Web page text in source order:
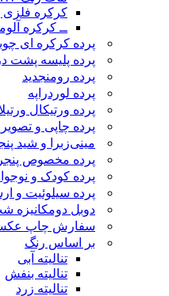
کرکره فلزی
ــ کرکره
پرده کرکره ای
پرده پلیسه پشت
پرده رومنجدید
پرده لوردراپه
پرده ورتیکال
پرده چاپی و
مینی‌زبرا و شید
پرده مخصوص
پرده کودک و
پرده سیلوئیت و
دوبل دومکانیزه
سفارش چاپ
بر اساس رنگ
تنالیته آبی
تنالیته بنفش
تنالیته زرد